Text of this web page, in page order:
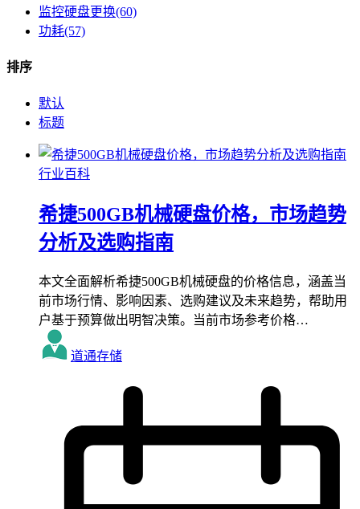
监控硬盘更换(60)
功耗(57)
排序
默认
标题
行业百科
希捷500GB机械硬盘价格，市场趋势
分析及选购指南
本文全面解析希捷500GB机械硬盘的价格信息，涵盖当
前市场行情、影响因素、选购建议及未来趋势，帮助用
户基于预算做出明智决策。当前市场参考价格…
道通存储